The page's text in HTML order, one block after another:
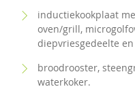
inductiekookplaat
oven/grill,
diepvriesgedeelte
broodrooster,
waterkoker.